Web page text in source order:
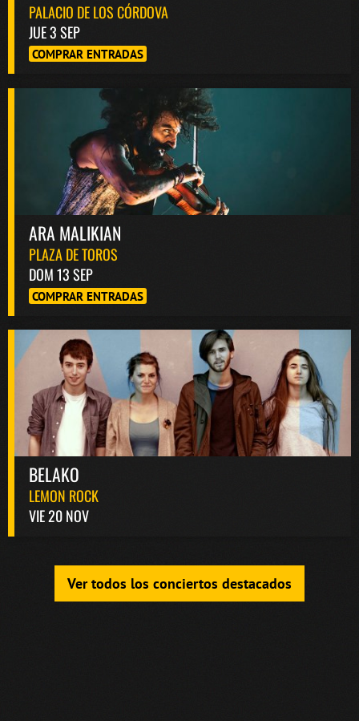
PALACIO DE LOS CÓRDOVA
JUE 3 SEP
COMPRAR ENTRADAS
ARA MALIKIAN
PLAZA DE TOROS
DOM 13 SEP
COMPRAR ENTRADAS
BELAKO
LEMON ROCK
VIE 20 NOV
Ver todos los conciertos destacados